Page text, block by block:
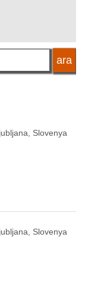
Slovenya
Slovenya